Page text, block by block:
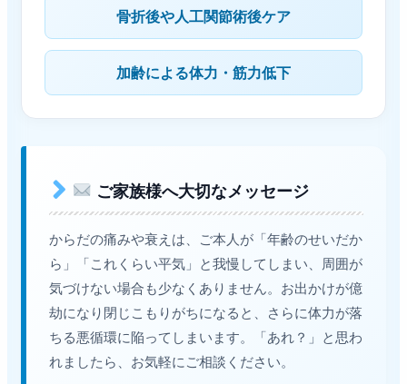
骨折後や人工関節術後ケア
加齢による体力・筋力低下
ご家族様へ大切なメッセージ
からだの痛みや衰えは、ご本人が「年齢のせいだか
ら」「これくらい平気」と我慢してしまい、周囲が
気づけない場合も少なくありません。お出かけが億
劫になり閉じこもりがちになると、さらに体力が落
ちる悪循環に陥ってしまいます。「あれ？」と思わ
れましたら、お気軽にご相談ください。